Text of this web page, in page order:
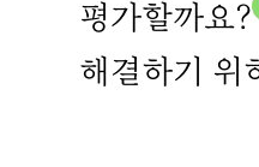
평가할까요?
해결하기 위